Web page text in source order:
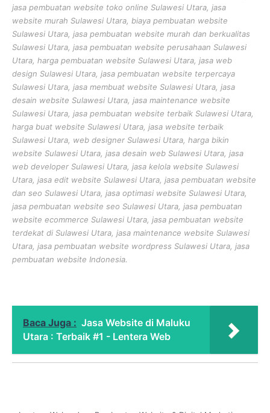
jasa pembuatan website toko online Sulawesi Utara, jasa
website murah Sulawesi Utara, biaya pembuatan website
Sulawesi Utara, jasa pembuatan website murah dan berkualitas
Sulawesi Utara, jasa pembuatan website perusahaan Sulawesi
Utara, harga pembuatan website Sulawesi Utara, jasa web
design Sulawesi Utara, jasa pembuatan website terpercaya
Sulawesi Utara, jasa membuat website Sulawesi Utara, jasa
desain website Sulawesi Utara, jasa maintenance website
Sulawesi Utara, jasa pembuatan website terbaik Sulawesi Utara,
harga buat website Sulawesi Utara, jasa website terbaik
Sulawesi Utara, web designer Sulawesi Utara, harga bikin
website Sulawesi Utara, jasa desain web Sulawesi Utara, jasa
web developer Sulawesi Utara, jasa kelola website Sulawesi
Utara, jasa edit website Sulawesi Utara, jasa pembuatan website
dan seo Sulawesi Utara, jasa optimasi website Sulawesi Utara,
jasa pembuatan website seo Sulawesi Utara, jasa pembuatan
website ecommerce Sulawesi Utara, jasa pembuatan website
terdekat di Sulawesi Utara, jasa maintenance website Sulawesi
Utara, jasa pembuatan website wordpress Sulawesi Utara, jasa
pembuatan website Indonesia.
Baca Juga : Jasa Website di Maluku
Utara : Terbaik #1 - Lentera Web